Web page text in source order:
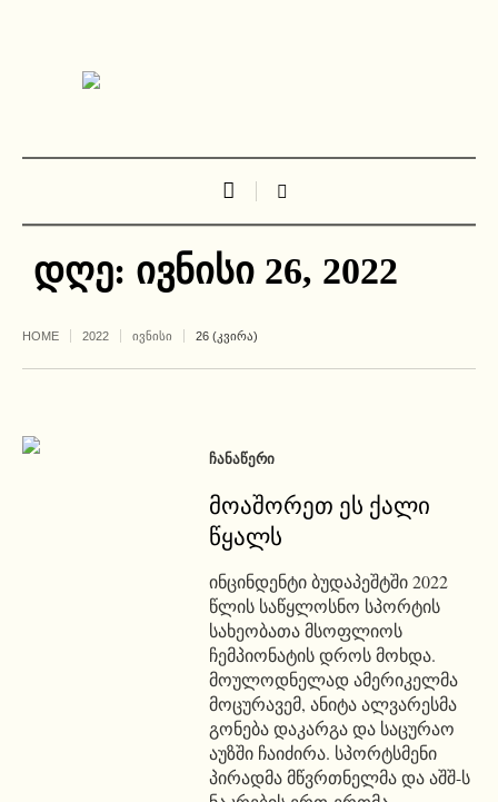
დღე: ივნისი 26, 2022
HOME 2022 ᲘᲕᲜᲘᲡᲘ 26 (ᲙᲕᲘᲠᲐ)
ᲩᲐᲜᲐᲬᲔᲠᲘ
მოაშორეთ ეს ქალი
წყალს
ინცინდენტი ბუდაპეშტში 2022
წლის საწყლოსნო სპორტის
სახეობათა მსოფლიოს
ჩემპიონატის დროს მოხდა.
მოულოდნელად ამერიკელმა
მოცურავემ, ანიტა ალვარესმა
გონება დაკარგა და საცურაო
აუზში ჩაიძირა. სპორტსმენი
პირადმა მწვრთნელმა და აშშ-ს